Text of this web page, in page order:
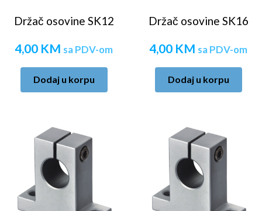
Držač osovine SK12
4,00 KM sa PDV-om
Dodaj u korpu
Držač osovine SK16
4,00 KM sa PDV-om
Dodaj u korpu